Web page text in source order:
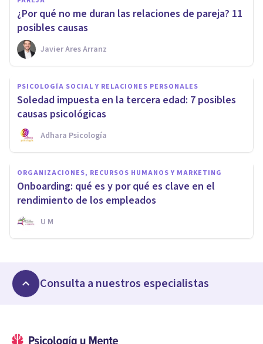
¿Por qué no me duran las relaciones de pareja? 11
posibles causas
Javier Ares Arranz
PSICOLOGÍA SOCIAL Y RELACIONES PERSONALES
Soledad impuesta en la tercera edad: 7 posibles
causas psicológicas
Adhara Psicología
ORGANIZACIONES, RECURSOS HUMANOS Y MARKETING
Onboarding: qué es y por qué es clave en el
rendimiento de los empleados
U M
Consulta a nuestros especialistas